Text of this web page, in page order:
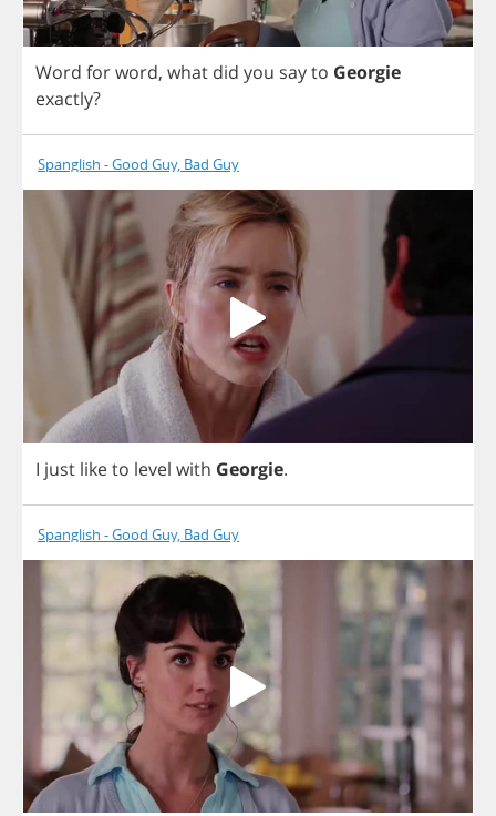
Word forword, what did you sayto Georgie
exactly?
Spanglish - Good Guy, Bad Guy
I just liketo level with Georgie.
Spanglish - Good Guy, Bad Guy